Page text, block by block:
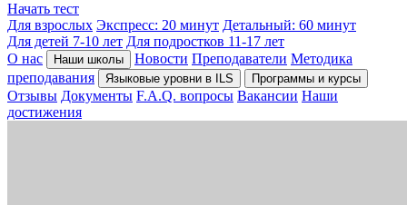
Начать тест
Для взрослых Экспресс: 20 минут Детальный: 60 минут
Для детей 7-10 лет Для подростков 11-17 лет
О нас
Наши школы Новости Преподаватели Методика
преподавания
Языковые уровни в ILS Программы и курсы
Отзывы Документы F.A.Q. вопросы Вакансии Наши
достижения